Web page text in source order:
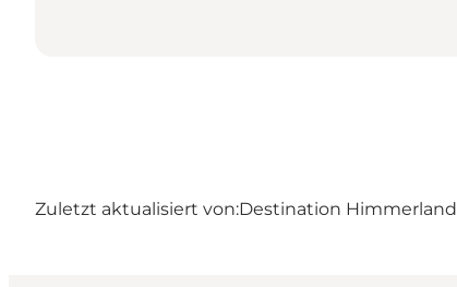
Zuletzt aktualisiert von:Destination Himmerland